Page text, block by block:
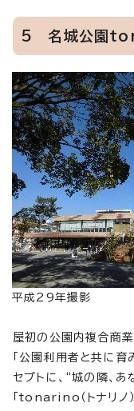
5 名城公園
平成29年撮影
屋初の公園内複合商業
「公園利用者と共に育
セプトに、“城の隣、
「tonarino（トナリノ